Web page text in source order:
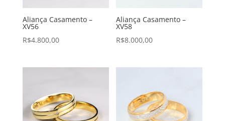
Aliança Casamento –
XV56
R$4.800,00
Aliança Casamento –
XV58
R$8.000,00